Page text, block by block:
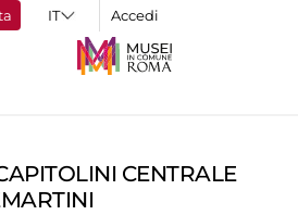
Accedi
CENTRALE